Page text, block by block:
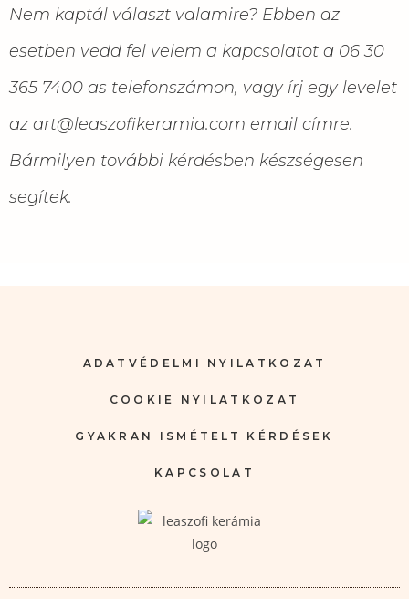
Nem kaptál választ valamire? Ebben az
esetben vedd fel velem a kapcsolatot a 06 30
365 7400 as telefonszámon, vagy írj egy levelet
az art@leaszofikeramia.com email címre.
Bármilyen további kérdésben készségesen
segítek.
ADATVÉDELMI NYILATKOZAT
COOKIE NYILATKOZAT
GYAKRAN ISMÉTELT KÉRDÉSEK
KAPCSOLAT